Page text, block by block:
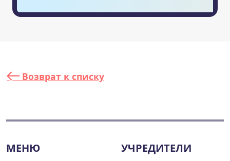
Возврат к списку
МЕНЮ УЧРЕДИТЕЛИ